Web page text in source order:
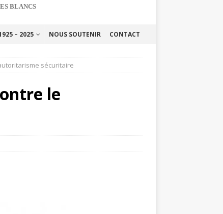
BLANCS
– 2025 NOUS SOUTENIR CONTACT
sécuritaire
le